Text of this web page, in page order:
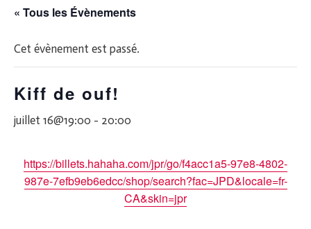
« Tous les Évènements
Cet évènement est passé.
Kiff de ouf!
juillet 16@19:00 - 20:00
https://billets.hahaha.com/jpr/go/f4acc1a5-97e8-4802-
987e-7efb9eb6edcc/shop/search?fac=JPD&locale=fr-
CA&skin=jpr